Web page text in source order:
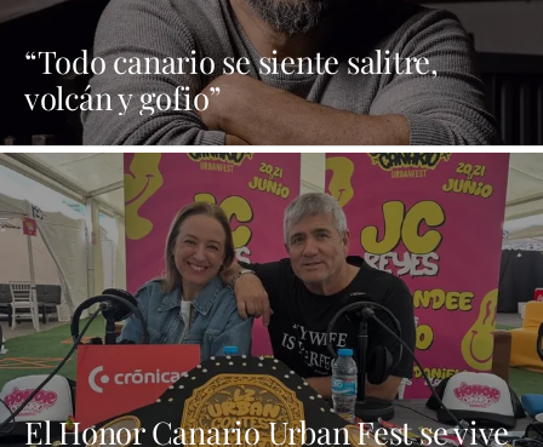
“Todo canario se siente salitre,
volcán y gofio”
El Honor Canario Urban Fest se vive